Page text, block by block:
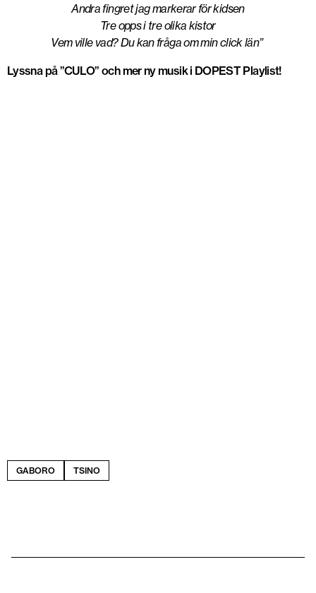
Andra fingret jag markerar för kidsen
Tre opps i tre olika kistor
Vem ville vad? Du kan fråga om min click län”
Lyssna på ”CULO” och mer ny musik i DOPEST Playlist!
GABORO TSINO